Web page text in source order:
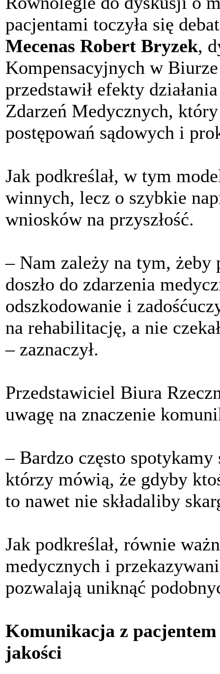
pacjentami toczyła się
Mecenas Robert Bryzek,
Kompensacyjnych w
przedstawił efekty
Zdarzeń Medycznych,
postępowań sądowych i
Jak podkreślał, w tym
winnych, lecz o szybkie
wniosków na przyszłość.
– Nam zależy na tym,
doszło do zdarzenia
odszkodowanie i
na rehabilitację, a nie
– zaznaczył.
Przedstawiciel Biura
uwagę na znaczenie
– Bardzo często
którzy mówią, że gdyby
to nawet nie składaliby
Jak podkreślał, równie
medycznych i
pozwalają uniknąć
Komunikacja z
jakości